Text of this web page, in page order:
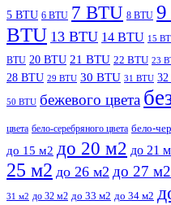
5 BTU 6 BTU 7 BTU 8 BTU
BTU 13 BTU 14 BTU 15
BTU 20 BTU 21 BTU 22 BTU 23
28 BTU 29 BTU 30 BTU 31 BTU
50 BTU бежевого цвета
цвета бело-серебряного цвета бело-
до 15 м2 до 20 м2 до 21
25 м2 до 26 м2 до 27 м2
31 м2 до 32 м2 до 33 м2 до 34 м2